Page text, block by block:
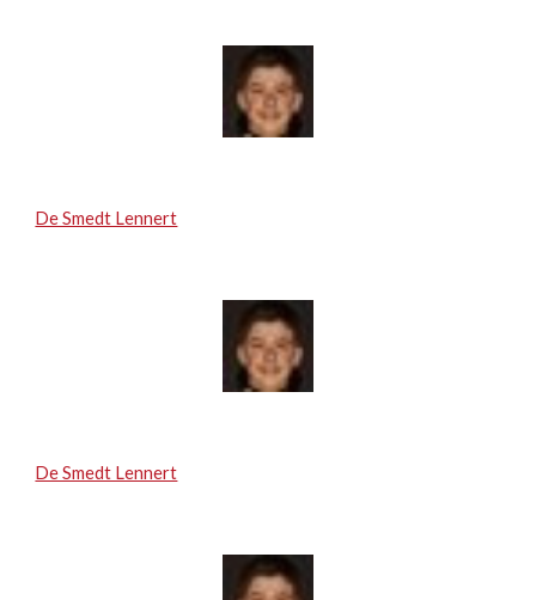
De Smedt Lennert
De Smedt Lennert